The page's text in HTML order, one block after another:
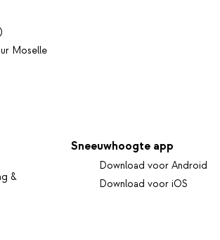
Moselle
&
Sneeuwhoogte app
Download voor Android
Download voor iOS